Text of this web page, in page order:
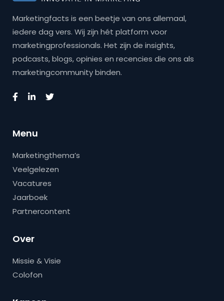
Marketingfacts is een beetje van ons allemaal,
iedere dag vers. Wij zijn hét platform voor
marketingprofessionals. Het zijn de insights,
podcasts, blogs, opinies en recencies die ons als
marketingcommunity binden.
Menu
Marketingthema’s
Veelgelezen
Vacatures
Jaarboek
Partnercontent
Over
Missie & Visie
Colofon